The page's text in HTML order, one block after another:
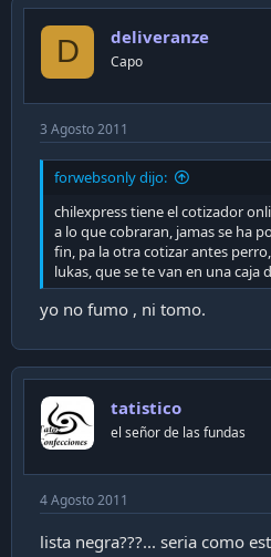
D deliveranze
Capo
3 Agosto 2011
forwebsonly dijo:
chilexpress tiene el cotizador
a lo que cobraran, jamas se ha
fin, pa la otra cotizar antes
lukas, que se te van en una caja
yo no fumo , ni tomo.
tatistico
el señor de las fundas
4 Agosto 2011
lista negra???... seria como